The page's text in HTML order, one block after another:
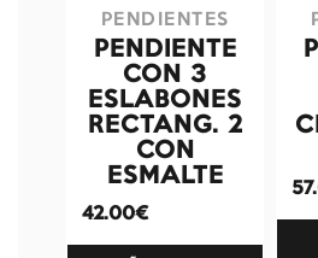
PENDIENTES
PENDIENTE
CON 3
ESLABONES
RECTANG. 2
CON
ESMALTE
42.00€